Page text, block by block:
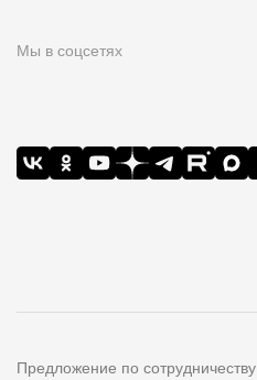
Мы в соцсетях
Предложение по сотрудничеству